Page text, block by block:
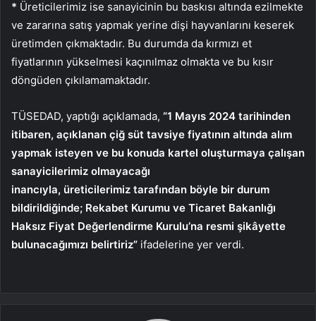
* Üreticilerimiz ise sanayicinin bu baskısı altında ezilmekte
ve zararına satış yapmak yerine dişi hayvanlarını keserek
üretimden çıkmaktadır. Bu durumda da kırmızı et
fiyatlarının yükselmesi kaçınılmaz olmakta ve bu kısır
döngüden çıkılamamaktadır.
TÜSEDAD, yaptığı açıklamada, “1 Mayıs 2024 tarihinden
itibaren, açıklanan çiğ süt tavsiye fiyatının altında alım
yapmak isteyen ve bu konuda kartel oluşturmaya çalışan
sanayicilerimiz olmayacağı
inancıyla, üreticilerimiz tarafından böyle bir durum
bildirildiğinde; Rekabet Kurumu ve Ticaret Bakanlığı
Haksız Fiyat Değerlendirme Kurulu’na resmi şikâyette
bulunacağımızı belirtiriz” ifadelerine yer verdi.